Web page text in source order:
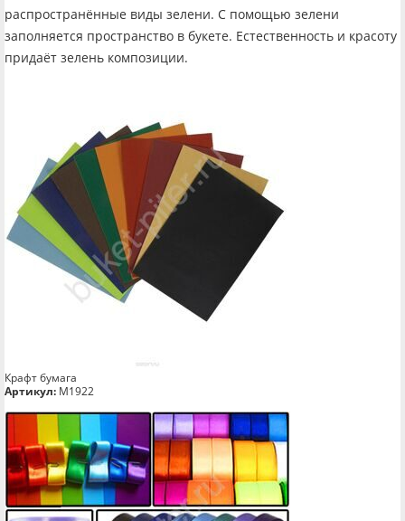
распространённые виды зелени. С помощью зелени
заполняется пространство в букете. Естественность и красоту
придаёт зелень композиции.
Крафт бумага
Артикул: М1922